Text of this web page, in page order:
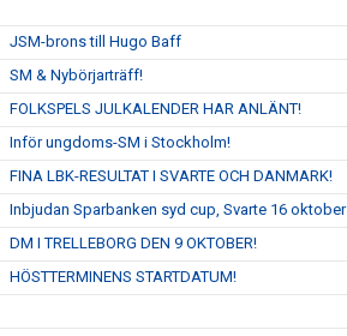
JSM-brons till Hugo Baff
SM & Nybörjarträff!
FOLKSPELS JULKALENDER HAR ANLÄNT!
Inför ungdoms-SM i Stockholm!
FINA LBK-RESULTAT I SVARTE OCH DANMARK!
Inbjudan Sparbanken syd cup, Svarte 16 oktober
DM I TRELLEBORG DEN 9 OKTOBER!
HÖSTTERMINENS STARTDATUM!